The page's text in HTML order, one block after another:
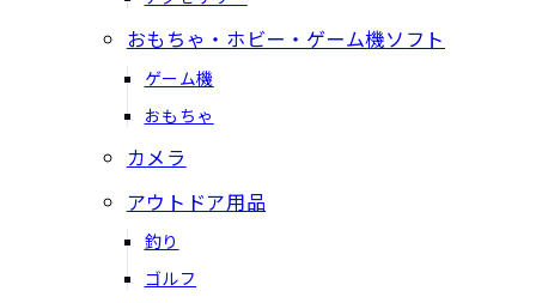
おもちゃ・ホビー・ゲーム機ソフト
ゲーム機
おもちゃ
カメラ
アウトドア用品
釣り
ゴルフ